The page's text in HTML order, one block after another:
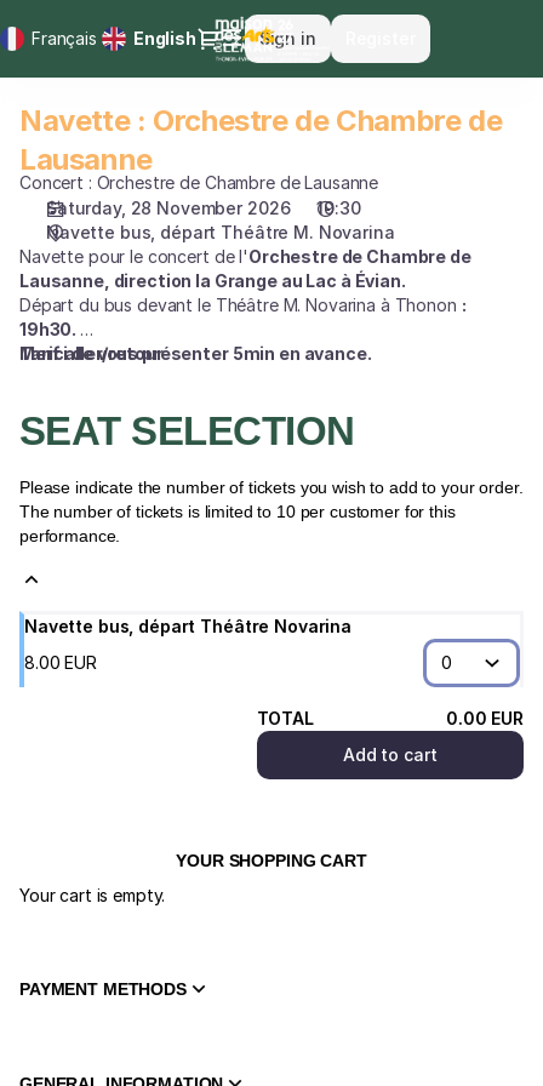
Français Current
English Dialog
Sign in
selection
départ
Théâtre
Novarina
28.11.2026
19:30
Navette
Orchestre
Lausanne]
Maison
Arts
Navette
Orchestre
de
Chambre
de
Lausanne
Navette : Orchestre de Chambre de
Lausanne
Concert : Orchestre de Chambre de Lausanne
Saturday, 28 November 2026
19:30
Navette bus, départ Théâtre M. Novarina
Navette pour le concert de l'Orchestre de Chambre de
Lausanne, direction la Grange au Lac à Évian.
Départ du bus devant le Théâtre M. Novarina à Thonon :
19h30.
Merci de vous présenter 5min en avance.
Tarif aller/retour
SEAT SELECTION
Please indicate the number of tickets you wish to add to your order.
The number of tickets is limited to 10 per customer for this
performance.
Navette bus, départ Théâtre Novarina
8.00 EUR
TOTAL 0.00 EUR
Add to cart
YOUR SHOPPING CART
Your cart is empty.
PAYMENT METHODS